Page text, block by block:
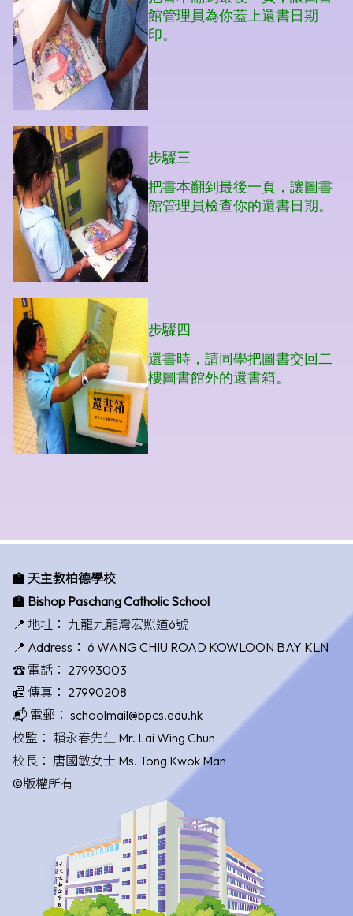
🏫 天主教柏德學校
🏫 Bishop Paschang Catholic School
📍 地址： 九龍九龍灣宏照道6號
📍 Address： 6 WANG CHIU ROAD KOWLOON BAY KLN
☎️ 電話： 27993003
📠 傳真： 27990208
📬 電郵： schoolmail@bpcs.edu.hk
校監： 賴永春先生 Mr. Lai Wing Chun
校長： 唐國敏女士 Ms. Tong Kwok Man
©版權所有